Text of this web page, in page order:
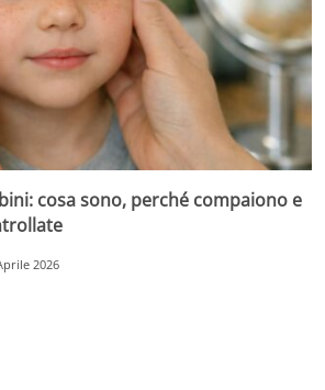
cosa sono, perché compaiono e
2026